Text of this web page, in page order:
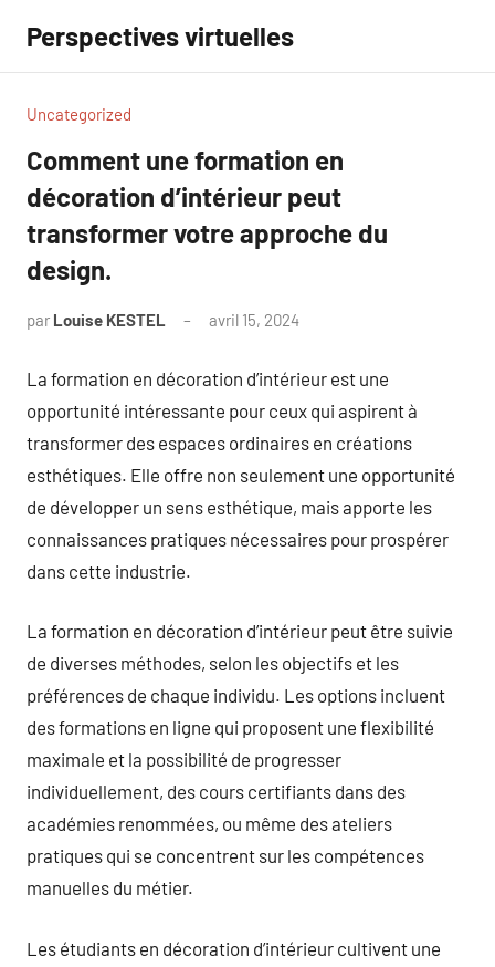
contenu
Perspectives virtuelles
Uncategorized
Comment une formation en
décoration d’intérieur peut
transformer votre approche du
design.
par Louise KESTEL avril 15, 2024
La formation en décoration d’intérieur est une
opportunité intéressante pour ceux qui aspirent à
transformer des espaces ordinaires en créations
esthétiques. Elle offre non seulement une opportunité
de développer un sens esthétique, mais apporte les
connaissances pratiques nécessaires pour prospérer
dans cette industrie.
La formation en décoration d’intérieur peut être suivie
de diverses méthodes, selon les objectifs et les
préférences de chaque individu. Les options incluent
des formations en ligne qui proposent une flexibilité
maximale et la possibilité de progresser
individuellement, des cours certifiants dans des
académies renommées, ou même des ateliers
pratiques qui se concentrent sur les compétences
manuelles du métier.
Les étudiants en décoration d’intérieur cultivent une